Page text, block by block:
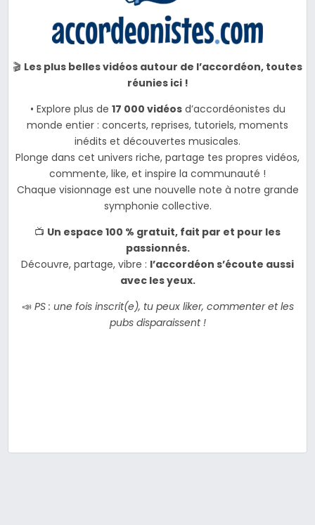
🎬 Les plus belles vidéos autour de l’accordéon, toutes
réunies ici !
• Explore plus de 17 000 vidéosd’accordéonistes du
monde entier : concerts, reprises, tutoriels, moments
inédits et découvertes musicales.
Plonge dans cet univers riche, partage tes propres vidéos,
commente, like, et inspire la communauté !
Chaque visionnage est une nouvelle note à notre grande
symphonie collective.
📺 Un espace 100 % gratuit, fait par et pour les
passionnés.
Découvre, partage, vibre : l’accordéon s’écoute aussi
avec les yeux.
📣 PS : une fois inscrit(e), tu peux liker, commenter et les
pubs disparaissent !